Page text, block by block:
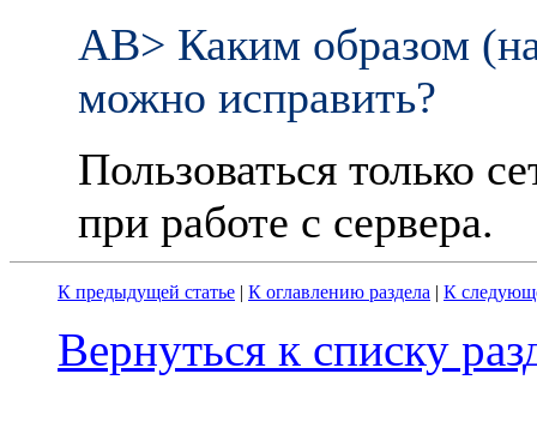
AB> Каким обpазом
можно испpавить?
Пользоваться только
пpи pаботе с сеpвеpа.
К предыдущей статье | К оглавлению раздела | К
Вернуться к списку